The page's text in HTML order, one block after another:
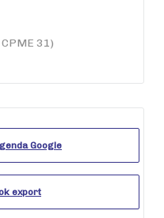
31)
Google
export